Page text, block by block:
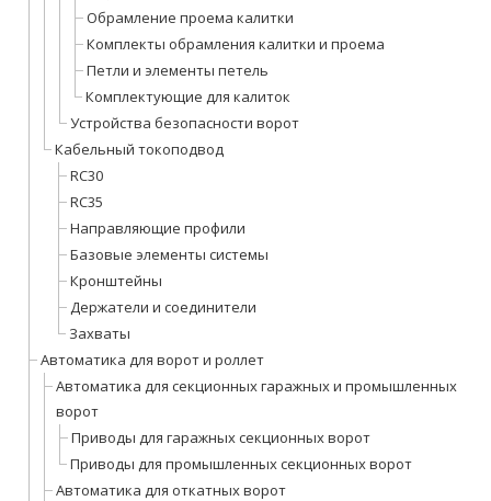
Обрамление проема калитки
Комплекты обрамления калитки и проема
Петли и элементы петель
Комплектующие для калиток
Устройства безопасности ворот
Кабельный токоподвод
RC30
RC35
Направляющие профили
Базовые элементы системы
Кронштейны
Держатели и соединители
Захваты
Автоматика для ворот и роллет
Автоматика для секционных гаражных и промышленных
ворот
Приводы для гаражных секционных ворот
Приводы для промышленных секционных ворот
Автоматика для откатных ворот